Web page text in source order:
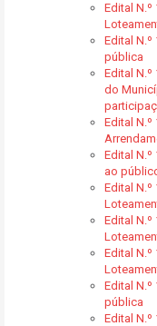
Edital
Edital
pública
Edital N.º
do
Edital
Edital
ao
Edital
Edital
Edital
Edital
pública
Edital